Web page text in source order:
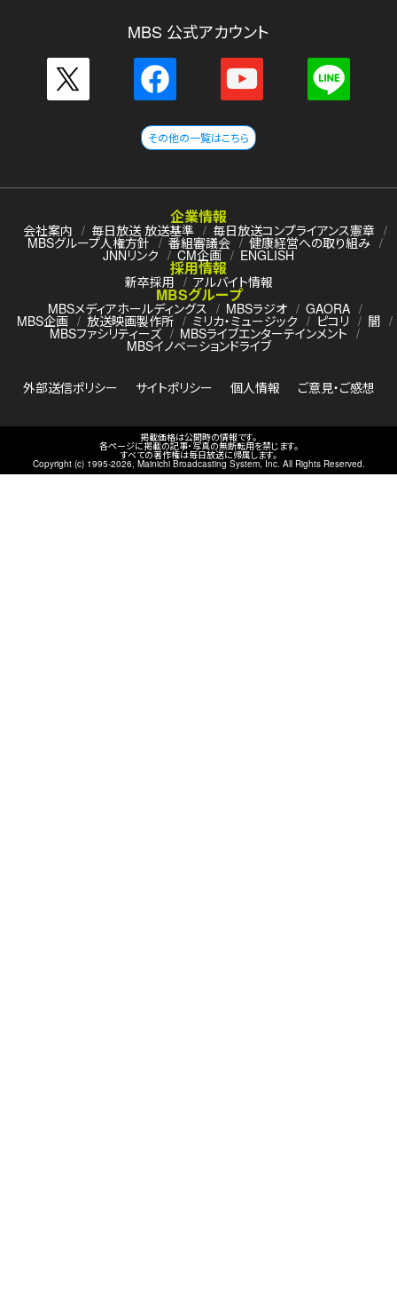
MBS 公式アカウント
その他の一覧はこちら
企業情報
会社案内 毎日放送 放送基準 毎日放送コンプライアンス憲章
MBSグループ人権方針 番組審議会 健康経営への取り組み
JNNリンク CM企画 ENGLISH
採用情報
新卒採用 アルバイト情報
MBSグループ
MBSメディアホールディングス MBSラジオ GAORA
MBS企画 放送映画製作所 ミリカ・ミュージック ピコリ 闇
MBSファシリティーズ MBSライブエンターテインメント
MBSイノベーションドライブ
外部送信ポリシー サイトポリシー 個人情報 ご意見・ご感想
掲載価格は公開時の情報です。
各ページに掲載の記事・写真の無断転用を禁じます。
すべての著作権は毎日放送に帰属します。
Copyright (c) 1995-2026 , Mainichi Broadcasting System, Inc. All Rights Reserved.